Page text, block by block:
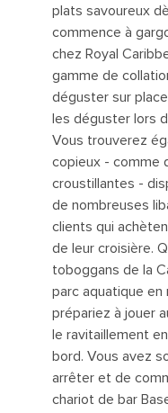
plats savoureux
commence à
chez Royal
gamme de
déguster sur
les déguster lors
Vous trouverez
copieux - comme
croustillantes -
de nombreuses
clients qui
de leur croisière.
toboggans de la
parc aquatique
prépariez à jouer
le ravitaillement
bord. Vous avez
arrêter et de
chariot de bar